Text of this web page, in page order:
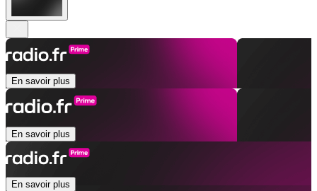
En savoir plus
En savoir plus
En savoir plus